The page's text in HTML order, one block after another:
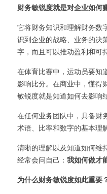
财务敏锐度就是对企业如何
它将财务知识和理解财务数
识到企业的战略、业务的决
字，而且可以推动盈利和可
在体育比赛中，运动员要知
影响比分。在商业中，懂得
敏锐度就是知道如何去影响
在任何业务团队中，具备财
术语、比率和数字的基本理
清晰的理解以及知道如何维
经常会问自己： 我如何做才
为什么财务敏锐度如此重要